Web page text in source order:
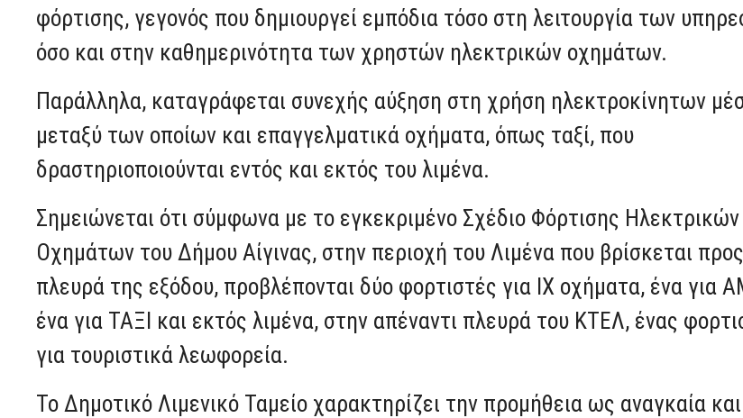
φόρτισης, γεγονός που δημιουργεί εμπόδια τόσο στη λειτουργία των
όσο και στην καθημερινότητα των χρηστών ηλεκτρικών οχημάτων.
Παράλληλα, καταγράφεται συνεχής αύξηση στη χρήση ηλεκτροκίνητων
μεταξύ των οποίων και επαγγελματικά οχήματα, όπως ταξί, που
δραστηριοποιούνται εντός και εκτός του λιμένα.
Σημειώνεται ότι σύμφωνα με το εγκεκριμένο Σχέδιο Φόρτισης Ηλεκτρικών
Οχημάτων του Δήμου Αίγινας, στην περιοχή του Λιμένα που βρίσκεται
πλευρά της εξόδου, προβλέπονται δύο φορτιστές για ΙΧ οχήματα, ένα για
ένα για ΤΑΞΙ και εκτός λιμένα, στην απέναντι πλευρά του ΚΤΕΛ, ένας
για τουριστικά λεωφορεία.
Το Δημοτικό Λιμενικό Ταμείο χαρακτηρίζει την προμήθεια ως αναγκαία και